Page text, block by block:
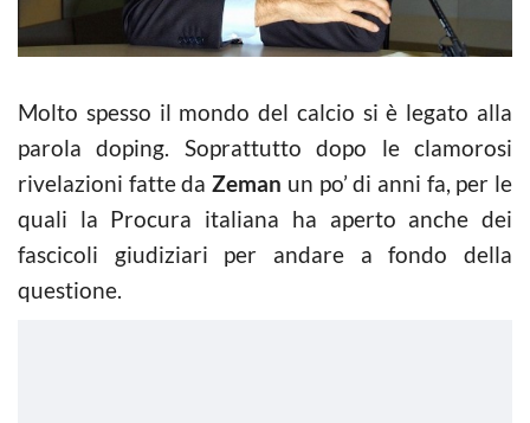
Molto spesso il mondo del calcio si è legato alla
parola doping. Soprattutto dopo le clamorosi
rivelazioni fatte daZeman un po’ di anni fa, per le
quali la Procura italiana ha aperto anche dei
fascicoli giudiziari per andare a fondo della
questione.